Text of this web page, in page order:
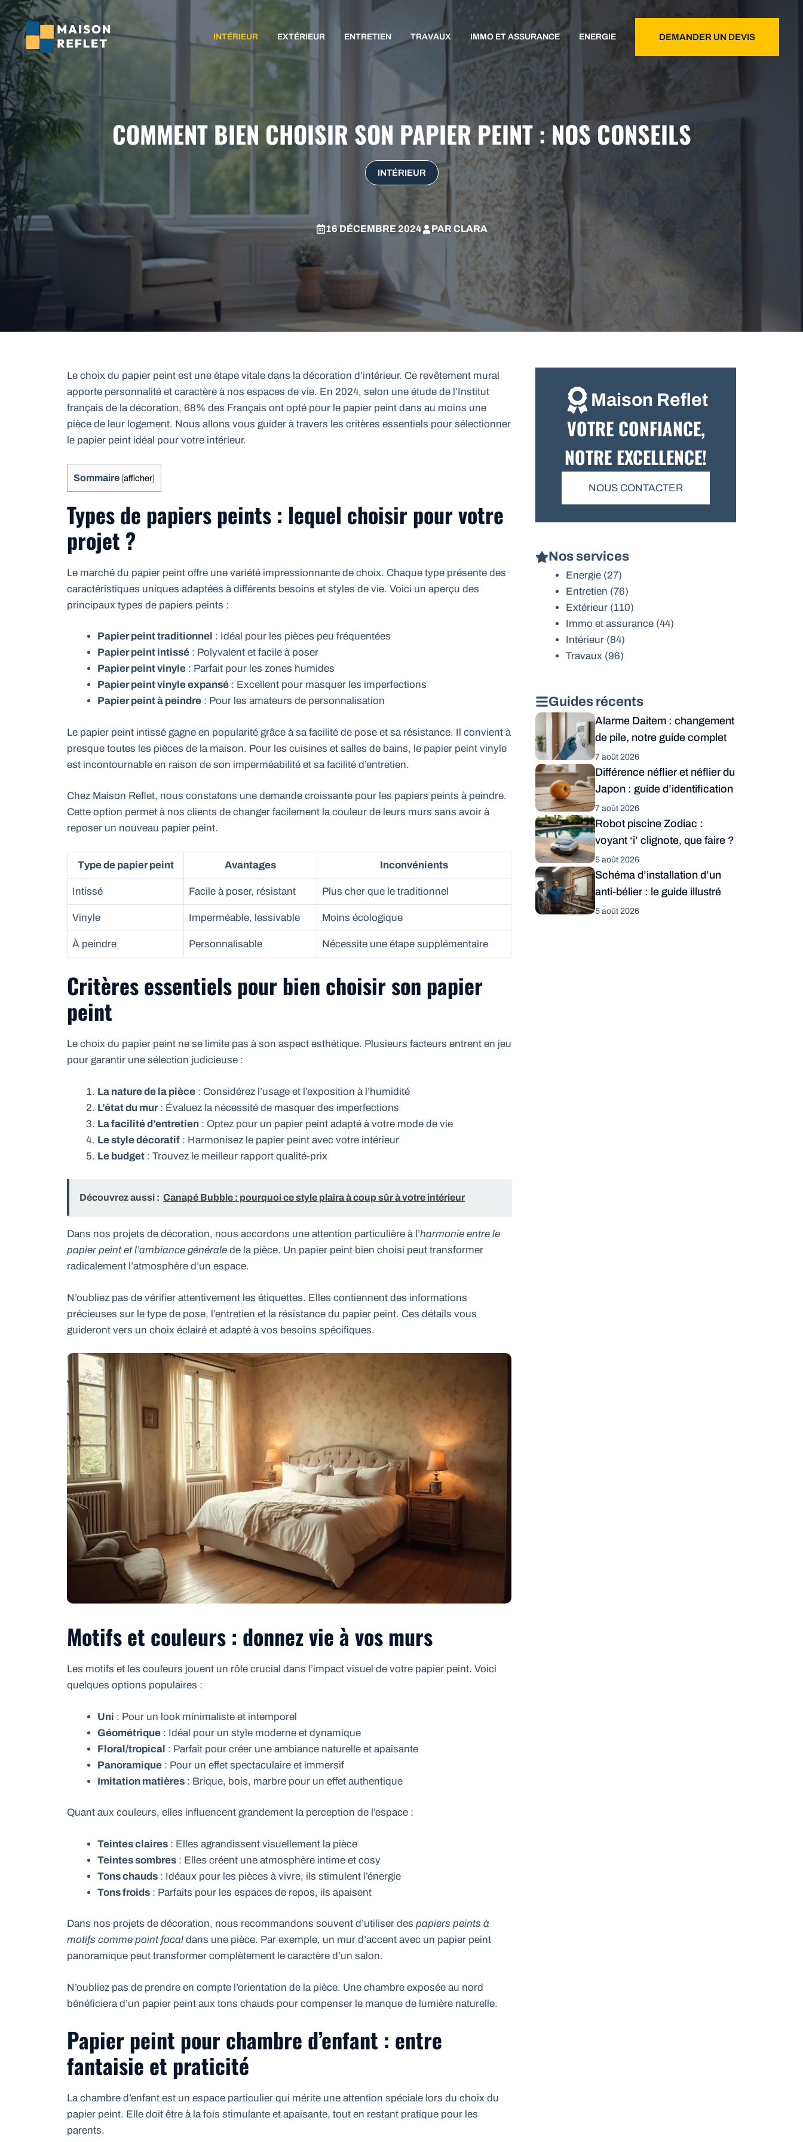
Aller
au
contenu
INTÉRIEUR EXTÉRIEUR ENTRETIEN TRAVAUX IMMO ET ASSURANCE ENERGIE DEMANDER UN DEVIS
COMMENT BIEN CHOISIR SON PAPIER PEINT : NOS CONSEILS
INTÉRIEUR
16 DÉCEMBRE 2024 PAR CLARA
Le choix du papier peint est une étape vitale dans la décoration d’intérieur. Ce revêtement mural
apporte personnalité et caractère à nos espaces de vie. En 2024, selon une étude de l’Institut
français de la décoration, 68% des Français ont opté pour le papier peint dans au moins une
pièce de leur logement. Nous allons vous guider à travers les critères essentiels pour sélectionner
le papier peint idéal pour votre intérieur.
Sommaire [afficher]
Types de papiers peints : lequel choisir pour votre
projet ?
Le marché du papier peint offre une variété impressionnante de choix. Chaque type présente des
caractéristiques uniques adaptées à différents besoins et styles de vie. Voici un aperçu des
principaux types de papiers peints :
Papier peint traditionnel : Idéal pour les pièces peu fréquentées
Papier peint intissé : Polyvalent et facile à poser
Papier peint vinyle : Parfait pour les zones humides
Papier peint vinyle expansé : Excellent pour masquer les imperfections
Papier peint à peindre : Pour les amateurs de personnalisation
Le papier peint intissé gagne en popularité grâce à sa facilité de pose et sa résistance. Il convient à
presque toutes les pièces de la maison. Pour les cuisines et salles de bains, le papier peint vinyle
est incontournable en raison de son imperméabilité et sa facilité d’entretien.
Chez Maison Reflet, nous constatons une demande croissante pour les papiers peints à peindre.
Cette option permet à nos clients de changer facilement la couleur de leurs murs sans avoir à
reposer un nouveau papier peint.
Type de papier peint Avantages Inconvénients
Intissé Facile à poser, résistant Plus cher que le traditionnel
Vinyle Imperméable, lessivable Moins écologique
À peindre Personnalisable Nécessite une étape supplémentaire
Critères essentiels pour bien choisir son papier
peint
Le choix du papier peint ne se limite pas à son aspect esthétique. Plusieurs facteurs entrent en jeu
pour garantir une sélection judicieuse :
La nature de la pièce : Considérez l’usage et l’exposition à l’humidité
L’état du mur: Évaluez la nécessité de masquer des imperfections
La facilité d’entretien : Optez pour un papier peint adapté à votre mode de vie
Le style décoratif : Harmonisez le papier peint avec votre intérieur
Le budget : Trouvez le meilleur rapport qualité-prix
Découvrez aussi : Canapé Bubble : pourquoi ce style plaira à coup sûr à votre intérieur
Dans nos projets de décoration, nous accordons une attention particulière à l’harmonie entre le
papier peint et l’ambiance générale de la pièce. Un papier peint bien choisi peut transformer
radicalement l’atmosphère d’un espace.
N’oubliez pas de vérifier attentivement les étiquettes. Elles contiennent des informations
précieuses sur le type de pose, l’entretien et la résistance du papier peint. Ces détails vous
guideront vers un choix éclairé et adapté à vos besoins spécifiques.
Motifs et couleurs : donnez vie à vos murs
Les motifs et les couleurs jouent un rôle crucial dans l’impact visuel de votre papier peint. Voici
quelques options populaires :
Uni : Pour un look minimaliste et intemporel
Géométrique : Idéal pour un style moderne et dynamique
Floral/tropical : Parfait pour créer une ambiance naturelle et apaisante
Panoramique : Pour un effet spectaculaire et immersif
Imitation matières : Brique, bois, marbre pour un effet authentique
Quant aux couleurs, elles influencent grandement la perception de l’espace :
Teintes claires : Elles agrandissent visuellement la pièce
Teintes sombres : Elles créent une atmosphère intime et cosy
Tons chauds : Idéaux pour les pièces à vivre, ils stimulent l’énergie
Tons froids : Parfaits pour les espaces de repos, ils apaisent
Dans nos projets de décoration, nous recommandons souvent d’utiliser des papiers peints à
motifs comme point focal dans une pièce. Par exemple, un mur d’accent avec un papier peint
panoramique peut transformer complètement le caractère d’un salon.
N’oubliez pas de prendre en compte l’orientation de la pièce. Une chambre exposée au nord
bénéficiera d’un papier peint aux tons chauds pour compenser le manque de lumière naturelle.
Papier peint pour chambre d’enfant : entre
fantaisie et praticité
La chambre d’enfant est un espace particulier qui mérite une attention spéciale lors du choix du
papier peint. Elle doit être à la fois stimulante et apaisante, tout en restant pratique pour les
parents.
Maison Reflet
VOTRE CONFIANCE,
NOTRE EXCELLENCE!
NOUS CONTACTER
Nos services
Energie (27)
Entretien (76)
Extérieur (110)
Immo et assurance (44)
Intérieur (84)
Travaux (96)
Guides récents
Alarme Daitem : changement
de pile, notre guide complet
7 août 2026
Différence néflier et néflier du
Japon : guide d’identification
7 août 2026
Robot piscine Zodiac :
voyant ‘i’ clignote, que faire ?
5 août 2026
Schéma d’installation d’un
anti-bélier : le guide illustré
5 août 2026